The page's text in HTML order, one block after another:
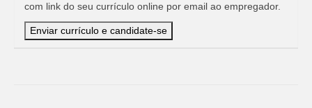
com link do seu currículo online por email ao empregador.